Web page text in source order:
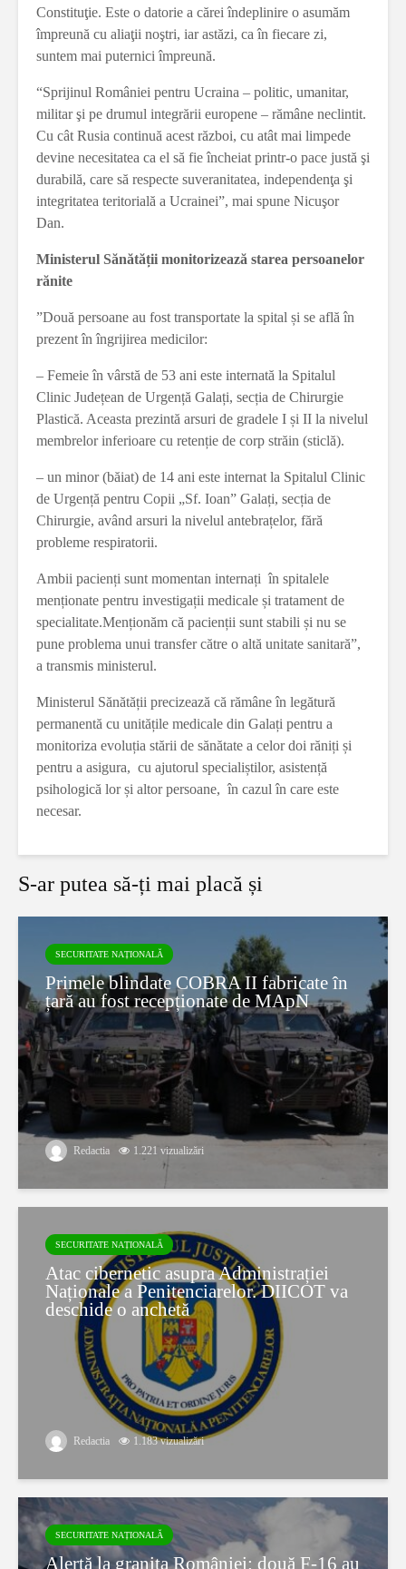
Constituţie. Este o datorie a cărei îndeplinire o asumăm
împreună cu aliaţii noştri, iar astăzi, ca în fiecare zi,
suntem mai puternici împreună.
“Sprijinul României pentru Ucraina – politic, umanitar,
militar şi pe drumul integrării europene – rămâne neclintit.
Cu cât Rusia continuă acest război, cu atât mai limpede
devine necesitatea ca el să fie încheiat printr-o pace justă şi
durabilă, care să respecte suveranitatea, independenţa şi
integritatea teritorială a Ucrainei”, mai spune Nicuşor
Dan.
Ministerul Sănătății monitorizează starea persoanelor
rănite
”Două persoane au fost transportate la spital și se află în
prezent în îngrijirea medicilor:
– Femeie în vârstă de 53 ani este internată la Spitalul
Clinic Județean de Urgență Galați, secția de Chirurgie
Plastică. Aceasta prezintă arsuri de gradele I și II la nivelul
membrelor inferioare cu retenție de corp străin (sticlă).
– ​un minor (băiat) de 14 ani este internat la Spitalul Clinic
de Urgență pentru Copii „Sf. Ioan” Galați, secția de
Chirurgie, având arsuri la nivelul antebrațelor, fără
probleme respiratorii.
​Ambii pacienți sunt momentan internați în spitalele
menționate pentru investigații medicale și tratament de
specialitate.Menționăm că pacienții sunt stabili și nu se
pune problema unui transfer către o altă unitate sanitară”,
a transmis ministerul.
Ministerul Sănătății precizează că rămâne în legătură
permanentă cu unitățile medicale din Galați pentru a
monitoriza evoluția stării de sănătate a celor doi răniți și
pentru a asigura, cu ajutorul specialiștilor, asistență
psihologică lor și altor persoane, în cazul în care este
necesar.
S-ar putea să-ți mai placă și
SECURITATE NAȚIONALĂ
Primele blindate COBRA II fabricate în
țară au fost recepționate de MApN
Redactia 1.221 vizualizări
SECURITATE NAȚIONALĂ
Atac cibernetic asupra Administrației
Naționale a Penitenciarelor. DIICOT va
deschide o anchetă
Redactia 1.183 vizualizări
SECURITATE NAȚIONALĂ
Alertă la granița României: două F-16 au